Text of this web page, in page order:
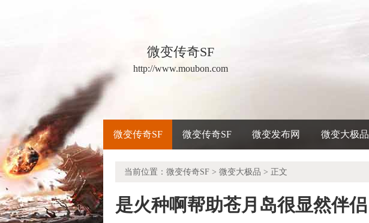
微变传奇SF
http://www.moubon.com
微变传奇SF 微变传奇SF 微变发布网 微变大极品
当前位置： 微变传奇SF > 微变大极品 > 正文
是火种啊帮助苍月岛很显然伴侣